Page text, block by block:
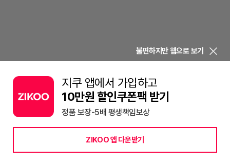
불편하지만 웹으로 보기
지쿠 앱에서 가입하고
10만원 할인쿠폰팩 받기
정품 보장-5배 평생책임보상
ZIKOO 앱 다운받기